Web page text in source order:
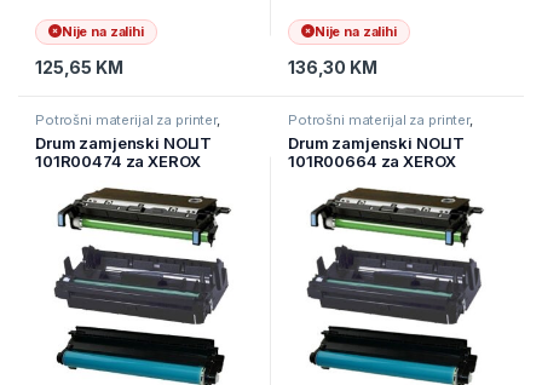
Nije na zalihi
125,65 KM
Nije na zalihi
136,30 KM
Potrošni materijal za printer,
Drum zamjenski NOLIT
101R00474 za XEROX
Potrošni materijal za printer,
Drum zamjenski NOLIT
101R00664 za XEROX